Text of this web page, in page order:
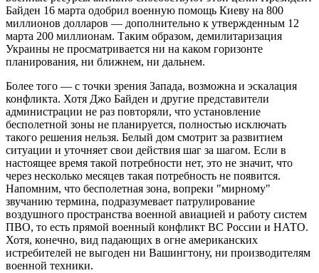
Байден 16 марта одобрил военную помощь Киеву на 800
миллионов долларов — дополнительно к утвержденным 12
марта 200 миллионам. Таким образом, демилитаризация
Украины не просматривается ни на каком горизонте
планирования, ни ближнем, ни дальнем.
Более того — с точки зрения Запада, возможна и эскалация
конфликта. Хотя Джо Байден и другие представители
администрации не раз повторяли, что установление
бесполетной зоны не планируется, полностью исключать
такого решения нельзя. Белый дом смотрит за развитием
ситуации и уточняет свои действия шаг за шагом. Если в
настоящее время такой потребности нет, это не значит, что
через несколько месяцев такая потребность не появится.
Напомним, что бесполетная зона, вопреки "мирному"
звучанию термина, подразумевает патрулирование
воздушного пространства военной авиацией и работу систем
ПВО, то есть прямой военный конфликт ВС России и НАТО.
Хотя, конечно, вид падающих в огне американских
истребителей не выгоден ни Вашингтону, ни производителям
военной техники.